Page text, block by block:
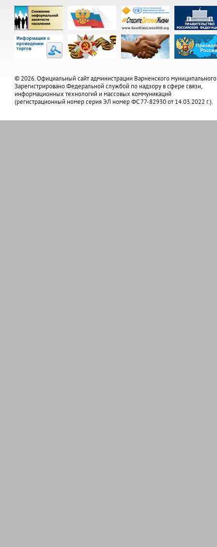
© 2026. Официальный сайт администрации Варненского муниципального
Зарегистрировано Федеральной службой по надзору в сфере связи,
информационных технологий и массовых коммуникаций
(регистрационный номер серия ЭЛ номер ФС 77-82930 от 14.03.2022 г.).